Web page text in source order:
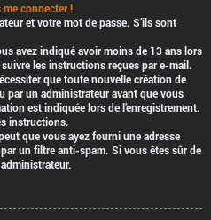
connecter !
et votre mot de passe. S’ils sont
avez indiqué avoir moins de 13 ans lors
les instructions reçues par e-mail.
que toute nouvelle création de
par un administrateur avant que vous
est indiquée lors de l’enregistrement.
instructions.
que vous ayez fourni une adresse
un filtre anti-spam. Si vous êtes sûr de